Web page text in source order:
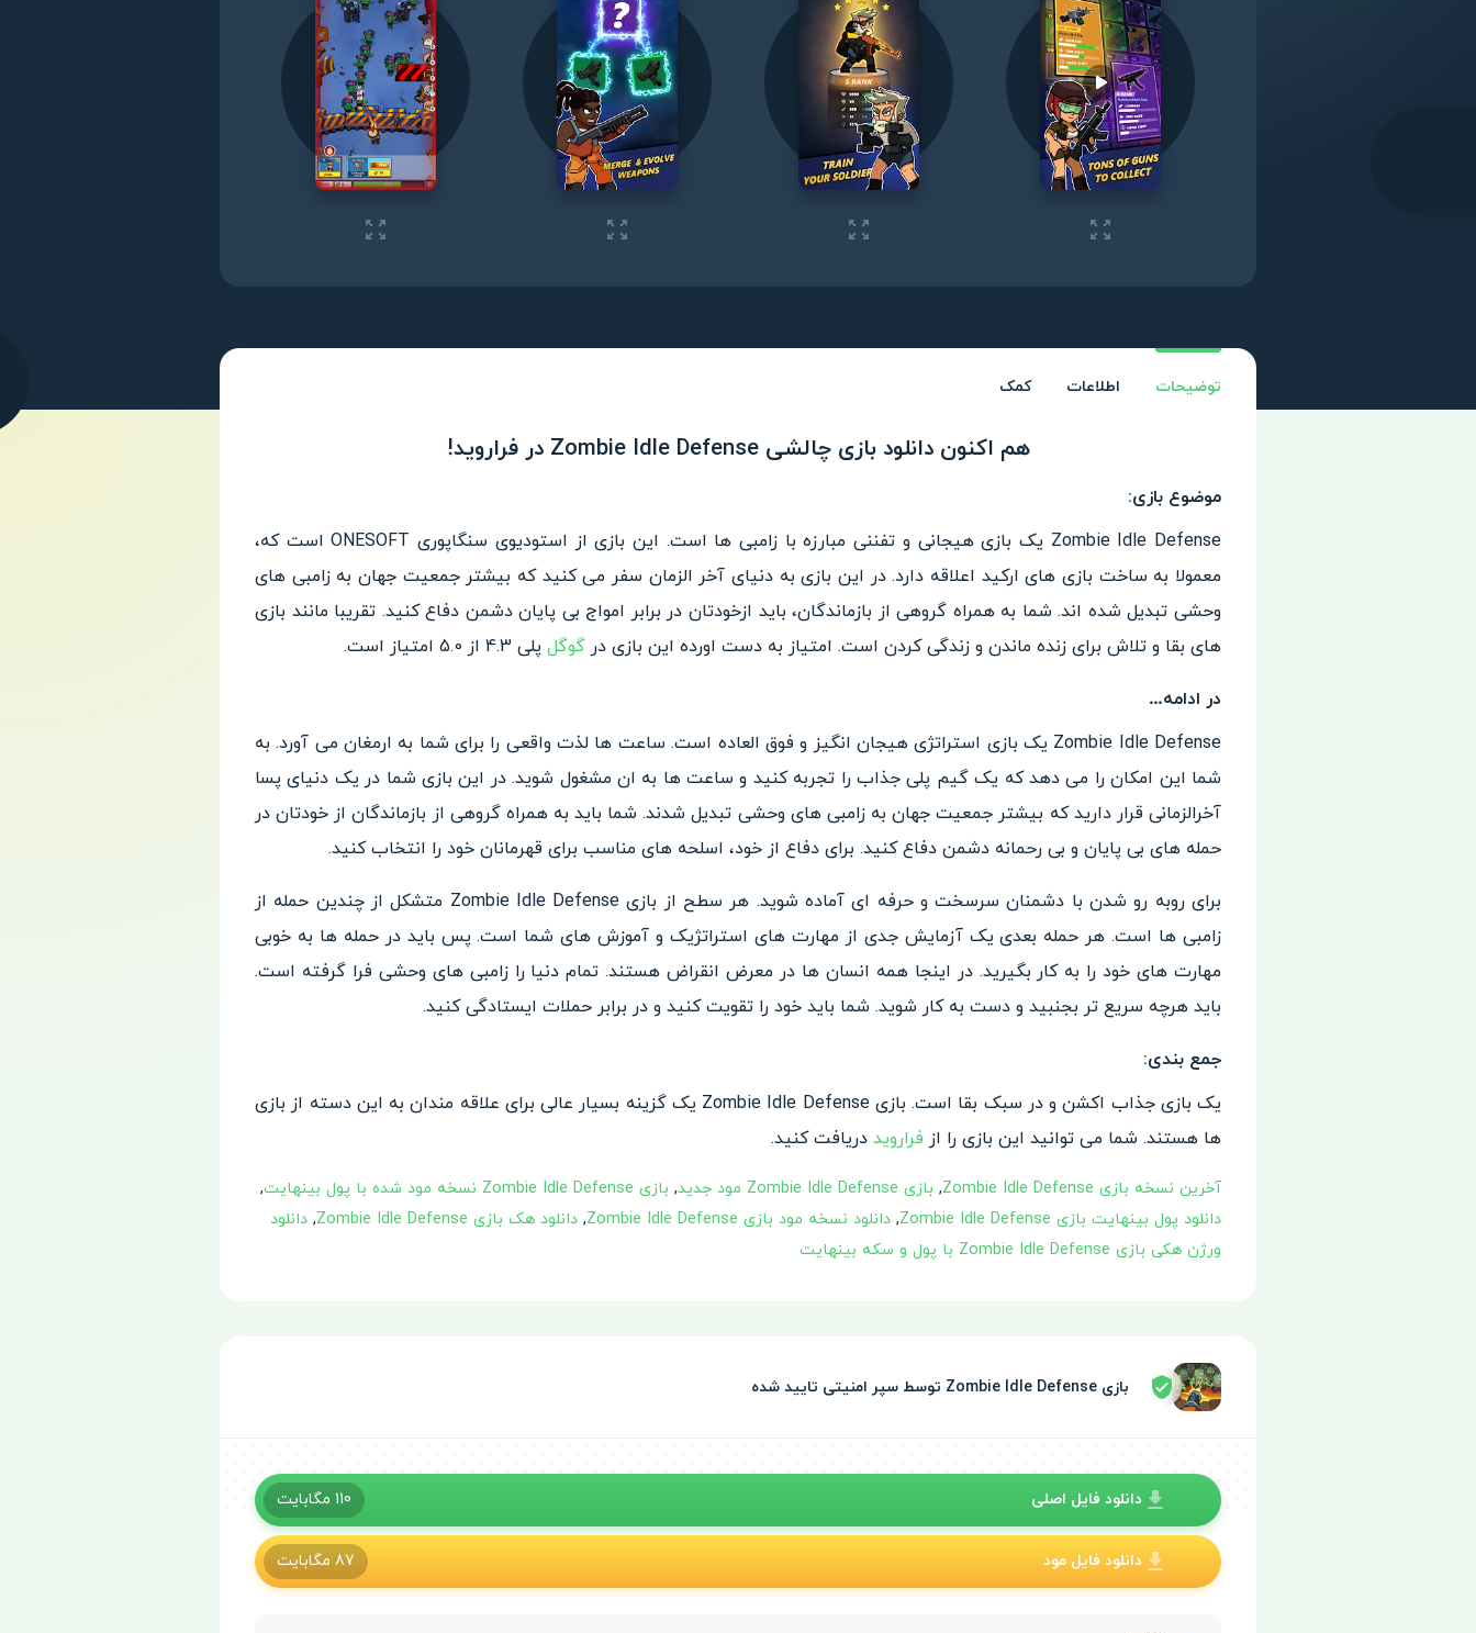
Play video
توضیحات اطلاعات کمک
هم اکنون دانلود بازی چالشی Zombie Idle Defense در فراروید!
موضوع بازی:
Zombie Idle Defense یک بازی هیجانی و تفننی مبارزه با زامبی ها است. این بازی از استودیوی سنگاپوری ONESOFT است که،
معمولا به ساخت بازی های ارکید اعلاقه دارد. در این بازی به دنیای آخر الزمان سفر می کنید که بیشتر جمعیت جهان به زامبی های
وحشی تبدیل شده اند. شما به همراه گروهی از بازماندگان، باید ازخودتان در برابر امواج بی پایان دشمن دفاع کنید. تقریبا مانند بازی
های بقا و تلاش برای زنده ماندن و زندگی کردن است. امتیاز به دست اورده این بازی در گوگل پلی 4.3 از 5.0 امتیاز است.
در ادامه…
Zombie Idle Defense یک بازی استراتژی هیجان انگیز و فوق العاده است. ساعت ها لذت واقعی را برای شما به ارمغان می آورد. به
شما این امکان را می دهد که یک گیم پلی جذاب را تجربه کنید و ساعت ها به ان مشغول شوید. در این بازی شما در یک دنیای پسا
آخرالزمانی قرار دارید که بیشتر جمعیت جهان به زامبی های وحشی تبدیل شدند. شما باید به همراه گروهی از بازماندگان از خودتان در
حمله های بی پایان و بی رحمانه دشمن دفاع کنید. برای دفاع از خود، اسلحه های مناسب برای قهرمانان خود را انتخاب کنید.
برای روبه رو شدن با دشمنان سرسخت و حرفه ای آماده شوید. هر سطح از بازی Zombie Idle Defense متشکل از چندین حمله از
زامبی ها است. هر حمله بعدی یک آزمایش جدی از مهارت های استراتژیک و آموزش های شما است. پس باید در حمله ها به خوبی
مهارت های خود را به کار بگیرید. در اینجا همه انسان ها در معرض انقراض هستند. تمام دنیا را زامبی های وحشی فرا گرفته است.
باید هرچه سریع تر بجنبید و دست به کار شوید. شما باید خود را تقویت کنید و در برابر حملات ایستادگی کنید.
جمع بندی:
یک بازی جذاب اکشن و در سبک بقا است. بازی Zombie Idle Defense یک گزینه بسیار عالی برای علاقه مندان به این دسته از بازی
ها هستند. شما می توانید این بازی را از فراروید دریافت کنید.
آخرین نسخه بازی Zombie Idle Defense , بازی Zombie Idle Defense مود جدید , بازی Zombie Idle Defense نسخه مود شده با پول بینهایت
,
دانلود پول بینهایت بازی Zombie Idle Defense
, دانلود نسخه مود بازی Zombie Idle Defense , دانلود هک بازی Zombie Idle Defense , دانلود
ورژن هکی بازی Zombie Idle Defense با پول و سکه بینهایت
بازی Zombie Idle Defense توسط سپر امنیتی تایید شده
دانلود فایل اصلی 110 مگابایت
دانلود فایل مود 87 مگابایت